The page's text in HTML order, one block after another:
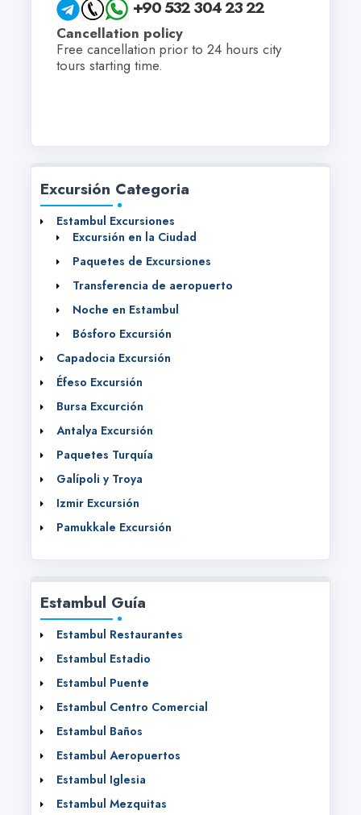
+90 532 304 23 22
Cancellation policy
Free cancellation prior to 24 hours city
tours starting time.
Excursión Categoria
Estambul Excursiones
Excursión en la Ciudad
Paquetes de Excursiones
Transferencia de aeropuerto
Noche en Estambul
Bósforo Excursión
Capadocia Excursión
Éfeso Excursión
Bursa Excurción
Antalya Excursión
Paquetes Turquía
Galípoli y Troya
Izmir Excursión
Pamukkale Excursión
Estambul Guía
Estambul Restaurantes
Estambul Estadio
Estambul Puente
Estambul Centro Comercial
Estambul Baños
Estambul Aeropuertos
Estambul Iglesia
Estambul Mezquitas